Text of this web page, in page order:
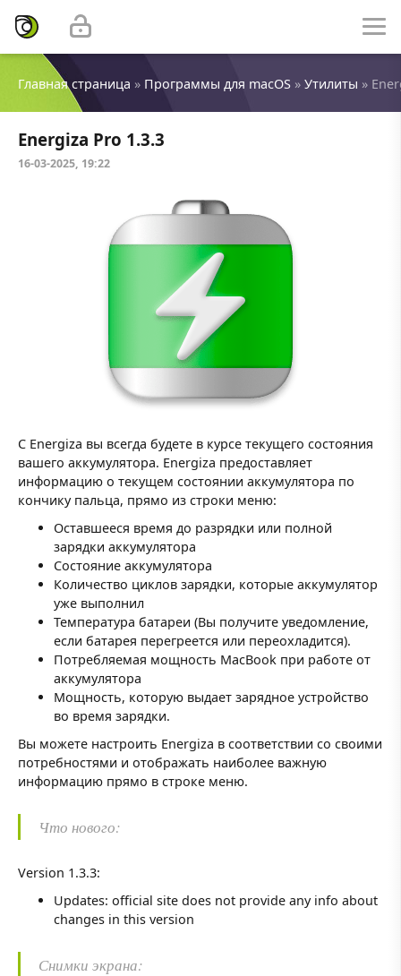
Главная страница » Программы для macOS » Утилиты »
Energiza Pro 1.3.3
16-03-2025, 19:22
С Energiza вы всегда будете в курсе текущего состояния
вашего аккумулятора. Energiza предоставляет
информацию о текущем состоянии аккумулятора по
кончику пальца, прямо из строки меню:
Оставшееся время до разрядки или полной
зарядки аккумулятора
Состояние аккумулятора
Количество циклов зарядки, которые аккумулятор
уже выполнил
Температура батареи (Вы получите уведомление,
если батарея перегреется или переохладится).
Потребляемая мощность MacBook при работе от
аккумулятора
Мощность, которую выдает зарядное устройство
во время зарядки.
Вы можете настроить Energiza в соответствии со своими
потребностями и отображать наиболее важную
информацию прямо в строке меню.
Что нового:
Version 1.3.3:
Updates: official site does not provide any info about
changes in this version
Снимки экрана: